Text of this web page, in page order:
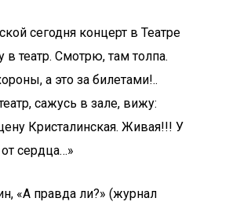
сегодня концерт в Театре
в театр. Смотрю, там толпа.
а это за билетами!..
сажусь в зале, вижу:
Кристалинская. Живая!!! У
сердца…»
«А правда ли?» (журнал